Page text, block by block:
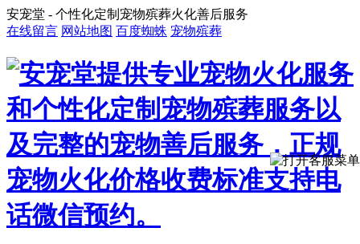
安宠堂 - 个性化定制宠物殡葬火化善后服务
在线留言 网站地图 百度蜘蛛 宠物殡葬